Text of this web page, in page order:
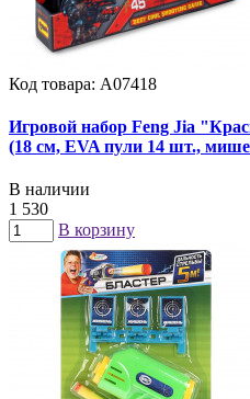
Код товара: А07418
Игровой набор Feng Jia
(18 см, EVA пули 14 шт.,
В наличии
1 530
В корзину